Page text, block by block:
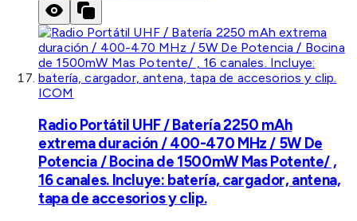
ICOM
Radio Portátil UHF / Batería 2250 mAh
extrema duración / 400-470 MHz / 5W De
Potencia / Bocina de 1500mW Mas Potente/ ,
16 canales. Incluye: batería, cargador, antena,
tapa de accesorios y clip.